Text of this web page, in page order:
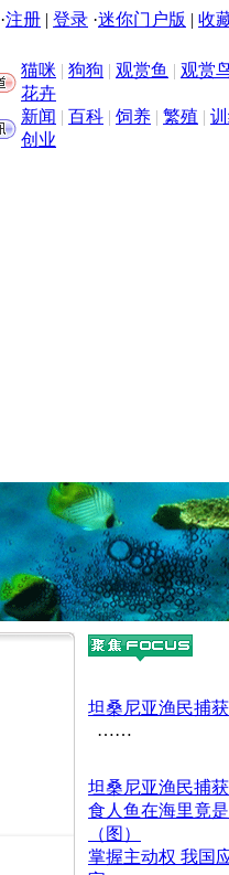
·注册 | 登录 ·迷你门户版 | 收
猫咪 | 狗狗 | 观赏鱼 | 观赏
花卉
新闻 | 百科 | 饲养 | 繁殖 |
创业
坦桑尼亚渔民捕
……
坦桑尼亚渔民捕
食人鱼在海里竟
（图）
掌握主动权 我国